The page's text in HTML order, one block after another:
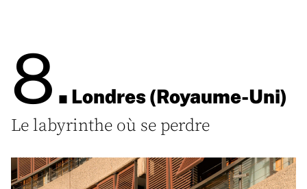
8.Londres (Royaume-Uni)
Le labyrinthe où se perdre